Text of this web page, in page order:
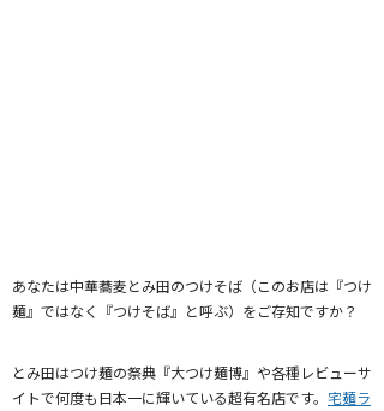
あなたは中華蕎麦とみ田のつけそば（このお店は『つけ
麺』ではなく『つけそば』と呼ぶ）をご存知ですか？
とみ田はつけ麺の祭典『大つけ麺博』や各種レビューサ
イトで何度も日本一に輝いている超有名店です。 宅麺ラ